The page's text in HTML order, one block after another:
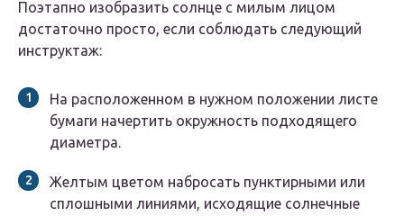
Поэтапно изобразить солнце с милым лицом
достаточно просто, если соблюдать следующий
инструктаж:
На расположенном в нужном положении листе
бумаги начертить окружность подходящего
диаметра.
Желтым цветом набросать пунктирными или
сплошными линиями, исходящие солнечные